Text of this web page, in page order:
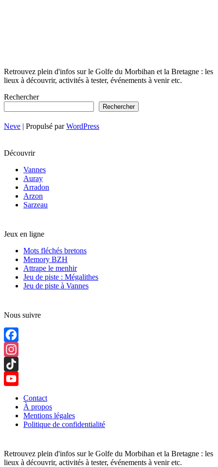
Retrouvez plein d'infos sur le Golfe du Morbihan et la Bretagne : les
lieux à découvrir, activités à tester, événements à venir etc.
Rechercher
Rechercher
Neve | Propulsé parWordPress
Découvrir
Vannes
Auray
Arradon
Arzon
Sarzeau
Jeux en ligne
Mots fléchés bretons
Memory BZH
Attrape le menhir
Jeu de piste : Mégalithes
Jeu de piste à Vannes
Nous suivre
Facebook
Instagram
TikTok
Channel
Contact
À propos
Mentions légales
Politique de confidentialité
Retrouvez plein d'infos sur le Golfe du Morbihan et la Bretagne : les
lieux à découvrir, activités à tester, événements à venir etc.